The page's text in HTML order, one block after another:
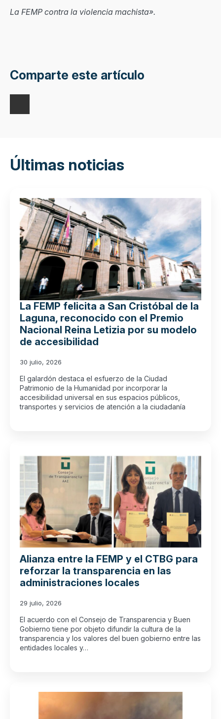
La FEMP contra la violencia machista».
Comparte este artículo
Últimas noticias
La FEMP felicita a San Cristóbal de la
Laguna, reconocido con el Premio
Nacional Reina Letizia por su modelo
de accesibilidad
30 julio, 2026
El galardón destaca el esfuerzo de la Ciudad
Patrimonio de la Humanidad por incorporar la
accesibilidad universal en sus espacios públicos,
transportes y servicios de atención a la ciudadanía
Alianza entre la FEMP y el CTBG para
reforzar la transparencia en las
administraciones locales
29 julio, 2026
El acuerdo con el Consejo de Transparencia y Buen
Gobierno tiene por objeto difundir la cultura de la
transparencia y los valores del buen gobierno entre las
entidades locales y…